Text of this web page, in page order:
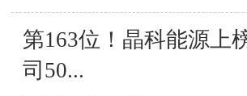
第163位！晶科能源上
司50...